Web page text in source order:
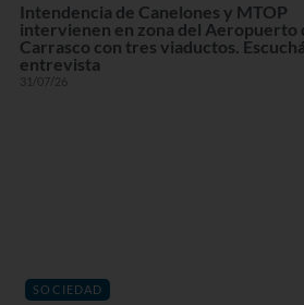
Intendencia de Canelones y MTOP
intervienen en zona del Aeropuerto
Carrasco con tres viaductos.
entrevista
31/07/26
SOCIEDAD